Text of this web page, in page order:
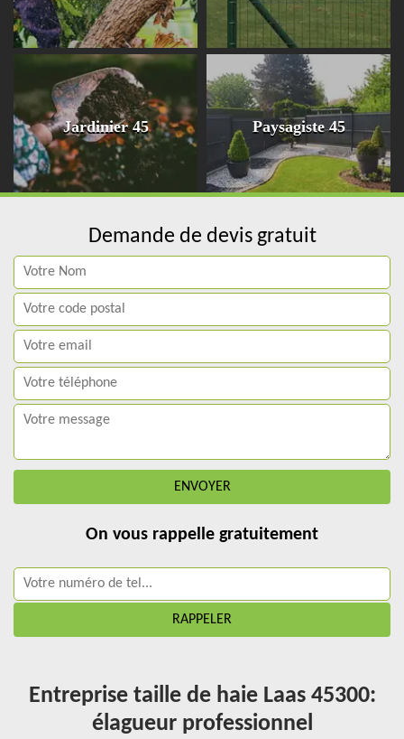
Jardinier 45 Paysagiste 45
Demande de devis gratuit
On vous rappelle gratuitement
Entreprise taille de haie Laas 45300:
élagueur professionnel